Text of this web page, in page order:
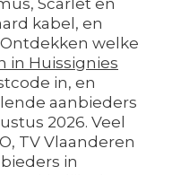
kabel, en
welke
in Huissignies
in, en
aanbieders
2026. Veel
TV Vlaanderen
in